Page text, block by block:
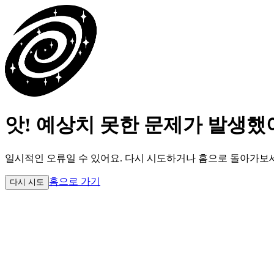
앗! 예상치 못한 문제가 발생했
일시적인 오류일 수 있어요. 다시 시도하거나 홈으로 돌아가보
다시 시도 홈으로 가기